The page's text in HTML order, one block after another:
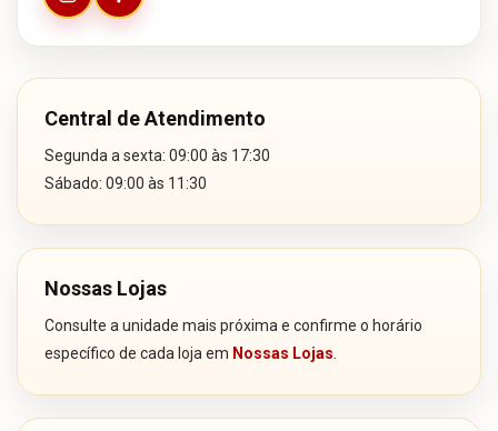
Central de Atendimento
Segunda a sexta: 09:00 às 17:30
Sábado: 09:00 às 11:30
Nossas Lojas
Consulte a unidade mais próxima e confirme o horário
específico de cada loja em Nossas Lojas